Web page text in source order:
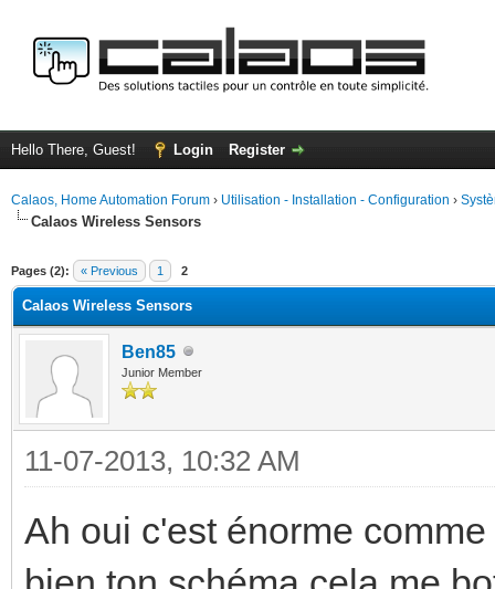
Hello There, Guest! Login Register
Calaos, Home Automation Forum › Utilisation - Installation - Configuration ›
Calaos Wireless Sensors
Pages (2): « Previous 1 2
Calaos Wireless Sensors
Ben85
Junior Member
11-07-2013, 10:32 AM
Ah oui c'est énorme